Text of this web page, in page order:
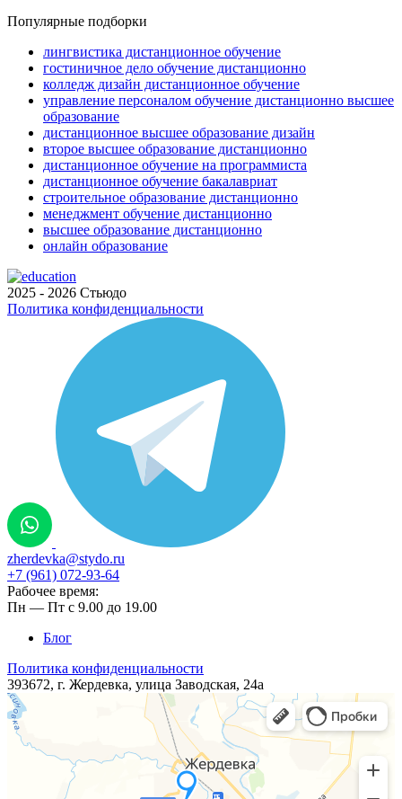
Популярные подборки
лингвистика дистанционное обучение
гостиничное дело обучение дистанционно
колледж дизайн дистанционное обучение
управление персоналом обучение дистанционно высшее
образование
дистанционное высшее образование дизайн
второе высшее образование дистанционно
дистанционное обучение на программиста
дистанционное обучение бакалавриат
строительное образование дистанционно
менеджмент обучение дистанционно
высшее образование дистанционно
онлайн образование
2025 - 2026 Стьюдо
Политика конфиденциальности
zherdevka@stydo.ru
+7 (961) 072-93-64
Рабочее время:
Пн — Пт с 9.00 до 19.00
Блог
Политика конфиденциальности
393672, г. Жердевка, ​​улица ​Заводская, 24а